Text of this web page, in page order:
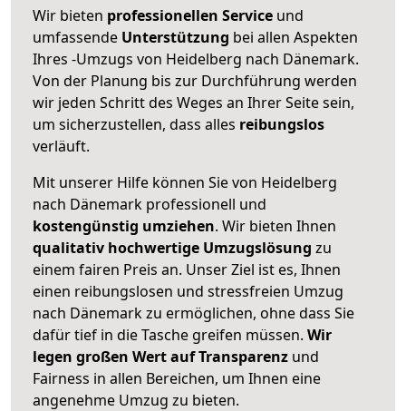
Wir bieten professionellen Service und
umfassende Unterstützung bei allen Aspekten
Ihres -Umzugs von Heidelberg nach Dänemark.
Von der Planung bis zur Durchführung werden
wir jeden Schritt des Weges an Ihrer Seite sein,
um sicherzustellen, dass alles reibungslos
verläuft.
Mit unserer Hilfe können Sie von Heidelberg
nach Dänemark professionell und
kostengünstig umziehen. Wir bieten Ihnen
qualitativ hochwertige Umzugslösung zu
einem fairen Preis an. Unser Ziel ist es, Ihnen
einen reibungslosen und stressfreien Umzug
nach Dänemark zu ermöglichen, ohne dass Sie
dafür tief in die Tasche greifen müssen. Wir
legen großen Wert auf Transparenz und
Fairness in allen Bereichen, um Ihnen eine
angenehme Umzug zu bieten.